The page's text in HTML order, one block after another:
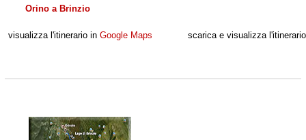
Orino a Brinzio
visualizza l'itinerario in Google Maps scarica e visualizza